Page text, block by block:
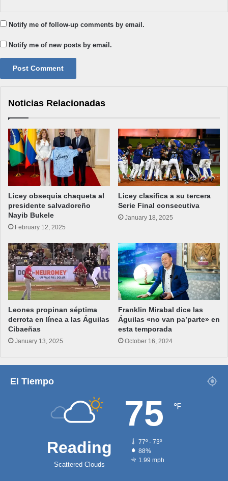
Notify me of follow-up comments by email.
Notify me of new posts by email.
Noticias Relacionadas
Licey obsequia chaqueta al
presidente salvadoreño
Nayib Bukele
February 12, 2025
Licey clasifica a su tercera
Serie Final consecutiva
January 18, 2025
Leones propinan séptima
derrota en línea a las Águilas
Cibaeñas
January 13, 2025
Franklin Mirabal dice las
Águilas «no van pa’parte» en
esta temporada
October 16, 2024
El Tiempo
Reading
Scattered Clouds
75 ℉
77º - 73º
88%
1.99 mph